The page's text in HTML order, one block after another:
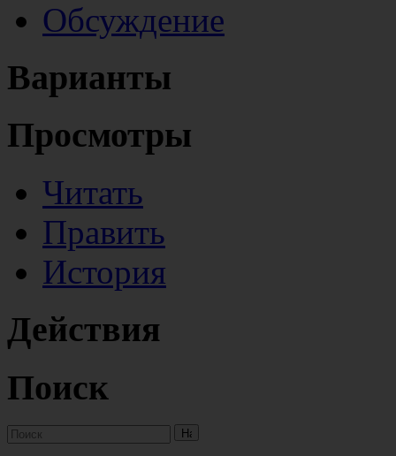
Обсуждение
Варианты
Просмотры
Читать
Править
История
Действия
Поиск